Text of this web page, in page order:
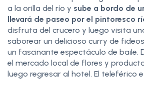
a la orilla del río y sube a bordo de
llevará de paseo por el pintoresco
disfruta del crucero y luego visita
saborear un delicioso curry de
un fascinante espectáculo de baile.
el mercado local de flores y
luego regresar al hotel. El teleférico